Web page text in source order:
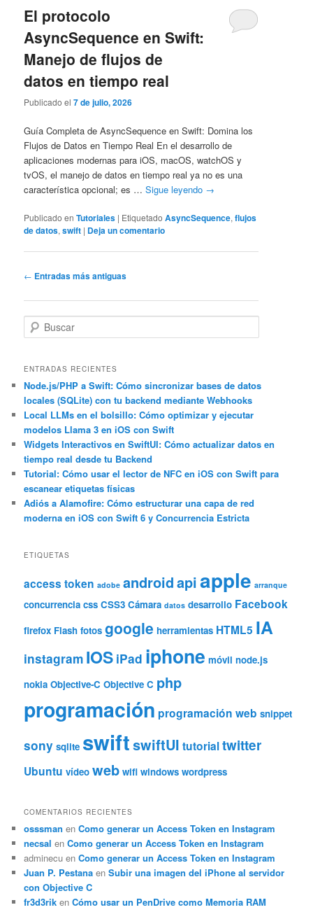
El protocolo
AsyncSequence en Swift:
Manejo de flujos de
datos en tiempo real
Publicado el7 de julio, 2026
Guía Completa de AsyncSequence en Swift: Domina los
Flujos de Datos en Tiempo Real En el desarrollo de
aplicaciones modernas para iOS, macOS, watchOS y
tvOS, el manejo de datos en tiempo real ya no es una
característica opcional; es …Sigue leyendo →
Publicado en Tutoriales | Etiquetado AsyncSequence,flujos
de datos,swift | Deja un comentario
Navegación
entradas
← Entradas más antiguas
u
c
a
r
ENTRADAS RECIENTES
Node.js/PHP a Swift: Cómo sincronizar bases de datos
locales (SQLite) con tu backend mediante Webhooks
Local LLMs en el bolsillo: Cómo optimizar y ejecutar
modelos Llama 3 en iOS con Swift
Widgets Interactivos en SwiftUI: Cómo actualizar datos en
tiempo real desde tu Backend
Tutorial: Cómo usar el lector de NFC en iOS con Swift para
escanear etiquetas físicas
Adiós a Alamofire: Cómo estructurar una capa de red
moderna en iOS con Swift 6 y Concurrencia Estricta
ETIQUETAS
access token adobe androidapiapple arranque
concurrencia css CSS3 Cámara datos desarrollo Facebook
firefox Flash fotos google herramientas HTML5 IA
instagram IOS iPad iphone móvil node.js
nokia Objective-C Objective C php
programación programación web snippet
sony sqlite swiftswiftUI tutorialtwitter
Ubuntu vídeo web wifi windows wordpress
COMENTARIOS RECIENTES
osssman enComo generar un Access Token en Instagram
necsal enComo generar un Access Token en Instagram
adminecu enComo generar un Access Token en Instagram
Juan P. Pestana enSubir una imagen del iPhone al servidor
con Objective C
fr3d3rik enCómo usar un PenDrive como Memoria RAM